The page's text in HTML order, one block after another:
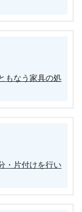
もなう家具の処
・片付けを行い